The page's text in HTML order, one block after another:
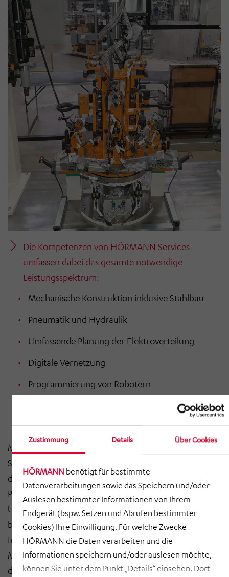
Zustimmung Details Über Cookies
HÖRMANN benötigt für bestimmte
Datenverarbeitungen sowie das Speichern und/oder
Auslesen bestimmter Informationen von Ihrem
Endgerät (bspw. Setzen und Abrufen bestimmter
Cookies) Ihre Einwilligung. Für welche Zwecke
HÖRMANN die Daten verarbeiten und die
Informationen speichern und/oder auslesen möchte,
können Sie unter dem Punkt „Details“ einsehen. Dort
Die Kompetenzen von HÖRMANN Services
umfassen dabei das gesamte notwendige
Leistungsspektrum:
Mechanische Konstruktion inklusive Stahlbau
Pneumatik und Hydraulik
Umfassende Planung der Elektroverteilung
Digitale Vernetzung
Programmierung von Robotern
Mit einem erfahrenen Team aus Facharbeitern und
Spezialisten übernimmt HÖRMANN Intralogistics auch
die Verantwortung für die Installation neuer
Produktionsanlagen bis hin zur Inbetriebnahme und
Unterstützung beim Produktionsanlauf. Ein
besonderes Projekt war die Planung, Installation und
Inbetriebnahme der gesamten Medieninstallation im
Montagewerk eines OEMs: Um die hohen Kosten für
die Entwicklung von massentauglichen Elektroautos